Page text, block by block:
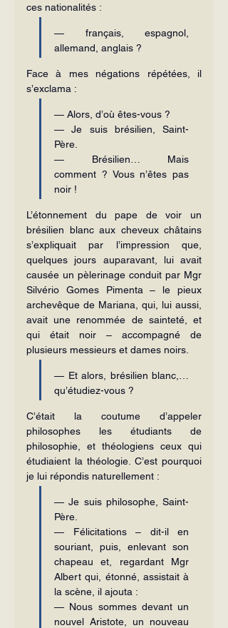
ces nationalités :
— français, espagnol,
allemand, anglais ?
Face à mes négations répétées, il
s’exclama :
— Alors, d’où êtes-vous ?
— Je suis brésilien, Saint-
Père.
— Brésilien… Mais
comment ? Vous n’êtes pas
noir !
L’étonnement du pape de voir un
brésilien blanc aux cheveux châtains
s’expliquait par l’impression que,
quelques jours auparavant, lui avait
causée un pèlerinage conduit par Mgr
Silvério Gomes Pimenta – le pieux
archevêque de Mariana, qui, lui aussi,
avait une renommée de sainteté, et
qui était noir – accompagné de
plusieurs messieurs et dames noirs.
— Et alors, brésilien blanc,…
qu’étudiez-vous ?
C’était la coutume d’appeler
philosophes les étudiants de
philosophie, et théologiens ceux qui
étudiaient la théologie. C’est pourquoi
je lui répondis naturellement :
— Je suis philosophe, Saint-
Père.
— Félicitations – dit-il en
souriant, puis, enlevant son
chapeau et, regardant Mgr
Albert qui, étonné, assistait à
la scène, il ajouta :
— Nous sommes devant un
nouvel Aristote, un nouveau